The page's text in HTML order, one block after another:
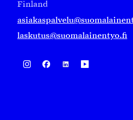
Finland
laskutus@suomalainentyo.fi